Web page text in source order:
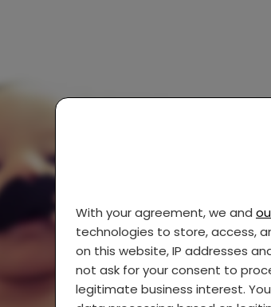
With your agreement, we and
technologies to store, access,
on this website, IP addresses
not ask for your consent to
legitimate business interest.